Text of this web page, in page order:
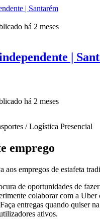
| Santarém
há 2 meses
|
há 2 meses
/ Logística Presencial
emprego
aos empregos de estafeta
de oportunidades de
colaborar com a Uber
entregas quando quiser
ativos.